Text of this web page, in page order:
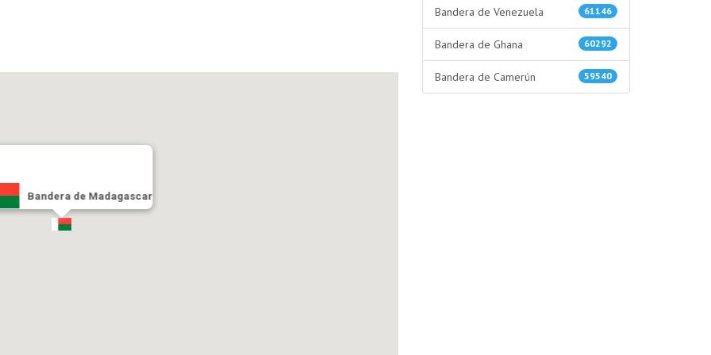
Bandera de Madagascar
61146
Bandera de Venezuela
60292
Bandera de Ghana
59540
Bandera de Camerún